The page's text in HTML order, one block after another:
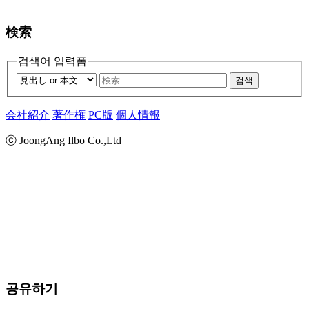
検索
검색어 입력폼
검색
会社紹介 著作権 PC版 個人情報
ⓒ JoongAng Ilbo Co.,Ltd
공유하기